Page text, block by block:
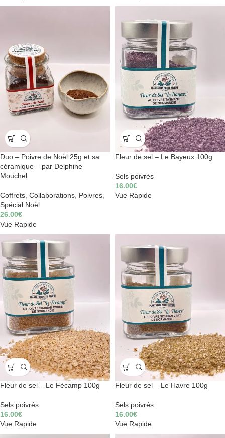
Duo – Poivre de Noël 25g et sa
céramique – par Delphine
Mouchel
Coffrets, Collaborations, Poivres,
Spécial Noël
26.00€
Vue Rapide
Fleur de sel – Le Bayeux 100g
Sels poivrés
16.00€
Vue Rapide
Fleur de sel – Le Fécamp 100g
Sels poivrés
16.00€
Vue Rapide
Fleur de sel – Le Havre 100g
Sels poivrés
16.00€
Vue Rapide